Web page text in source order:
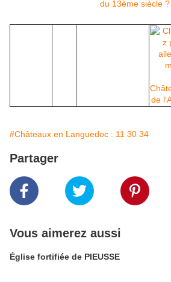
#Châteaux en Languedoc : 11 30 34
Partager
Vous aimerez aussi
Église fortifiée de PIEUSSE